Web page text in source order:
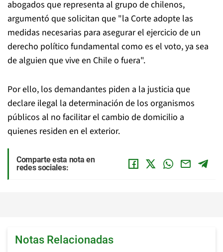
abogados que representa al grupo de chilenos,
argumentó que solicitan que "la Corte adopte las
medidas necesarias para asegurar el ejercicio de un
derecho político fundamental como es el voto, ya sea
de alguien que vive en Chile o fuera".
Por ello, los demandantes piden a la justicia que
declare ilegal la determinación de los organismos
públicos al no facilitar el cambio de domicilio a
quienes residen en el exterior.
Comparte esta nota en
redes sociales:
Notas Relacionadas